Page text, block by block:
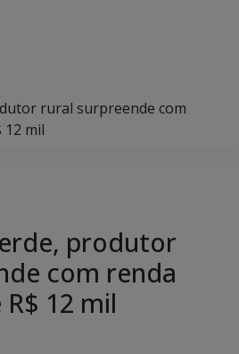
rural surpreende com
12 mil
produtor
com renda
12 mil